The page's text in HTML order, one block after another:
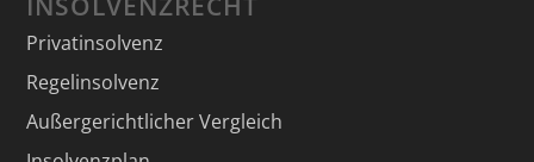
Privatinsolvenz
Regelinsolvenz
Außergerichtlicher Vergleich